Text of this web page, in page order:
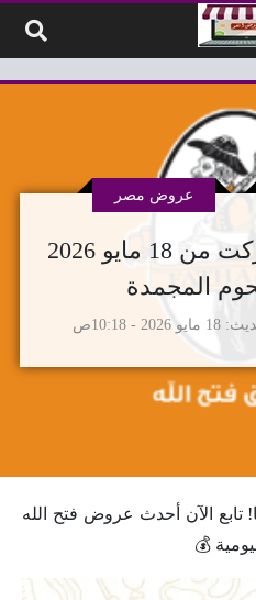
عروض فتح الله ماركت من 18 مايو 2026
المجمدة
عروض مصر
18 مايو 2026 - 10:18ص
الآن أحدث عروض فتح الله
💰